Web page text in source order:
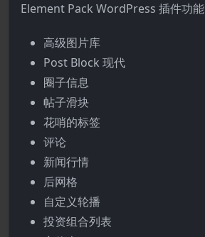
Element Pack WordPress 插件功能
高级图片库
Post Block 现代
圈子信息
帖子滑块
花哨的标签
评论
新闻行情
后网格
自定义轮播
投资组合列表